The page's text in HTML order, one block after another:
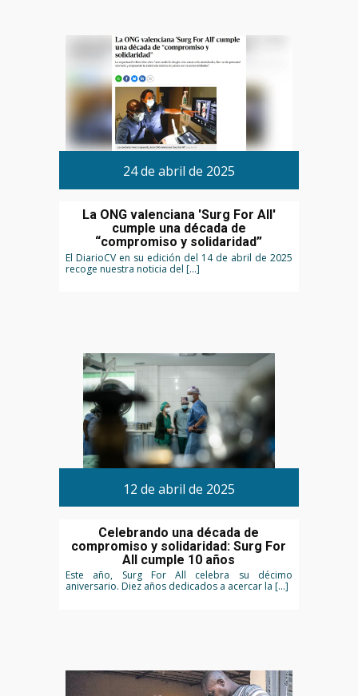
24 de abril de 2025
La ONG valenciana 'Surg For All'
cumple una década de
“compromiso y solidaridad”
El DiarioCV en su edición del 14 de abril de 2025
recoge nuestra noticia del […]
12 de abril de 2025
Celebrando una década de
compromiso y solidaridad: Surg For
All cumple 10 años
Este año, Surg For All celebra su décimo
aniversario. Diez años dedicados a acercar la […]